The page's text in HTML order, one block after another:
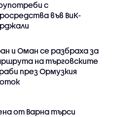
с
във ВиК-
и Оман се разбраха за
на търговските
през Ормузкия
от Варна търси